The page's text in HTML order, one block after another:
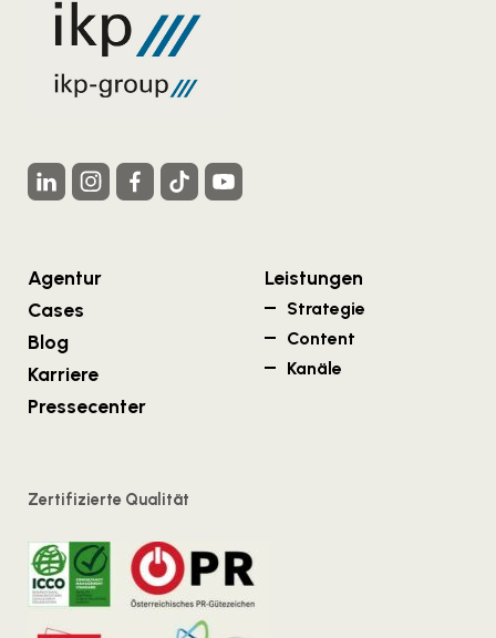
Agentur
Cases
Blog
Karriere
Pressecenter
Leistungen
Strategie
Content
Kanäle
Zertifizierte Qualität